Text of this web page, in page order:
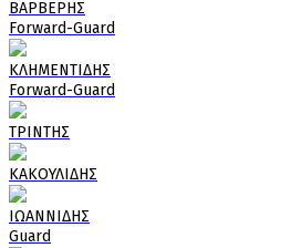
ΒΑΡΒΕΡΗΣ
Forward-Guard
ΚΛΗΜΕΝΤΙΔΗΣ
Forward-Guard
ΤΡΙΝΤΗΣ
ΚΑΚΟΥΛΙΔΗΣ
ΙΩΑΝΝΙΔΗΣ
Guard